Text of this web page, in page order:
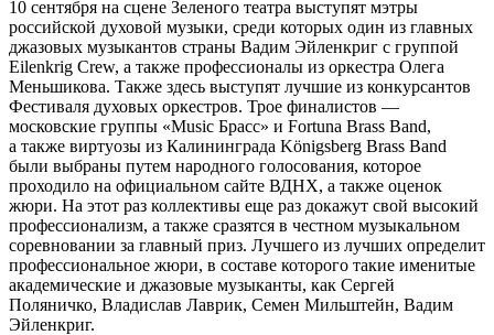
10 сентября на сцене Зеленого театра выступят мэтры
российской духовой музыки, среди которых один из главных
джазовых музыкантов страны Вадим Эйленкриг с группой
Eilenkrig Crew, а также профессионалы из оркестра Олега
Меньшикова. Также здесь выступят лучшие из конкурсантов
Фестиваля духовых оркестров. Трое финалистов —
московские группы «Music Брасс» и Fortuna Brass Band,
а также виртуозы из Калининграда Königsberg Brass Band
были выбраны путем народного голосования, которое
проходило на официальном сайте ВДНХ, а также оценок
жюри. На этот раз коллективы еще раз докажут свой высокий
профессионализм, а также сразятся в честном музыкальном
соревновании за главный приз. Лучшего из лучших определит
профессиональное жюри, в составе которого такие именитые
академические и джазовые музыканты, как Сергей
Поляничко, Владислав Лаврик, Семен Мильштейн, Вадим
Эйленкриг.